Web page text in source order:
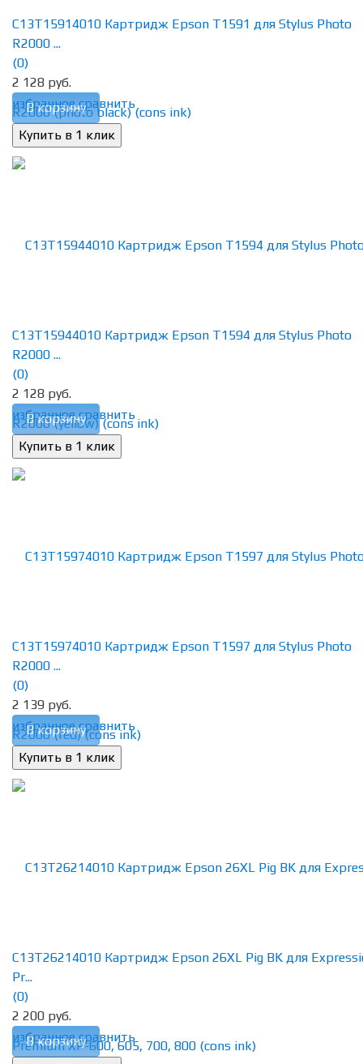
избранное сравнить
C13T15914010 Картридж Epson T1591 для Stylus Photo
R2000 ...
(0)
2 128 руб.
В корзину
избранное сравнить
C13T15944010 Картридж Epson T1594 для Stylus Photo
R2000 ...
(0)
2 128 руб.
В корзину
избранное сравнить
C13T15974010 Картридж Epson T1597 для Stylus Photo
R2000 ...
(0)
2 139 руб.
В корзину
избранное сравнить
C13T26214010 Картридж Epson 26XL Pig BK для
Pr...
(0)
2 200 руб.
В корзину